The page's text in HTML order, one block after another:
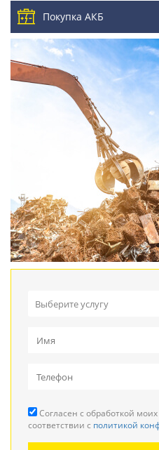
Покупка АКБ
Выберите услугу
Прием кабеля
Резка металла
Демонтаж
Согласен с обработкой
соответствии с политикой